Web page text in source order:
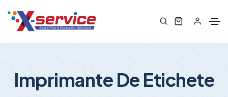
Imprimante De Etichete